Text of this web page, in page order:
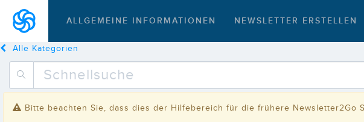
ALLGEMEINE INFORMATIONEN NEWSLETTER ERSTELLEN
Alle Kategorien
Bitte beachten Sie, dass dies der Hilfebereich für die frühere Newsletter2Go